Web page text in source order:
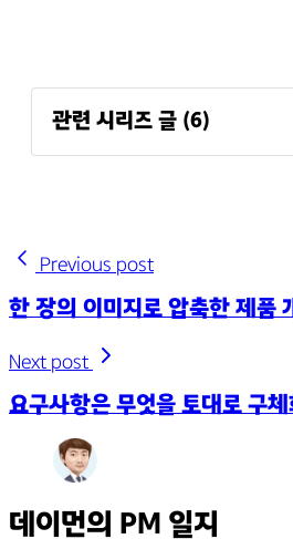
관련 시리즈 글 (6)
시리즈 A 투자유치, 제품 리
스템!
키노라이츠의 PMF, 아하!
Previous post
한 장의 이미지로 압축한 제품
Next post
요구사항은 무엇을 토대로 구
데이먼의 PM 일지